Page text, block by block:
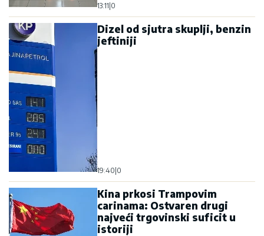
13:11|0
Dizel od sjutra skuplji, benzin
jeftiniji
19:40|0
Kina prkosi Trampovim
carinama: Ostvaren drugi
najveći trgovinski suficit u
istoriji